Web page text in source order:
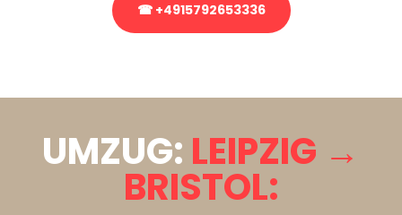
☎ +4915792653336
UMZUG: LEIPZIG →
BRISTOL: